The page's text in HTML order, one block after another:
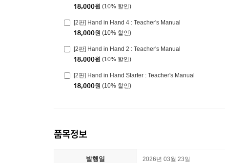
18,000원 (10% 할인)
[2판] Hand in Hand 4 : Teacher's Manual
18,000원 (10% 할인)
[2판] Hand in Hand 2 : Teacher's Manual
18,000원 (10% 할인)
[2판] Hand in Hand Starter : Teacher's Manual
18,000원 (10% 할인)
품목정보
발행일 2026년 03월 23일